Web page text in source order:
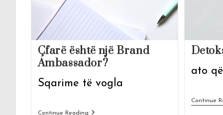
Çfarë është një Brand
Ambassador?
Sqarime të vogla
Continue ReadingÇfarë
ato
Continue